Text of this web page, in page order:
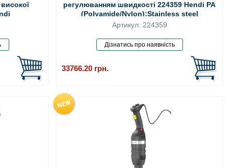
регулюванням швидкості 224359 Hendi PA
(Polyamide/Nylon);Stainless steel
Артикул: 224359
33766.20 грн.